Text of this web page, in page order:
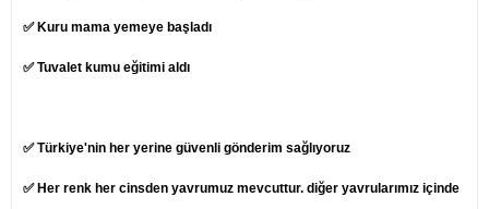
✅ Kuru mama yemeye başladı
✅ Tuvalet kumu eğitimi aldı
✅ Türkiye'nin her yerine güvenli gönderim sağlıyoruz
✅ Her renk her cinsden yavrumuz mevcuttur. diğer yavrularımız içinde